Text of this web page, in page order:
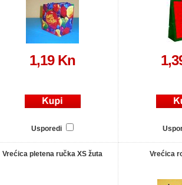
1,19 Kn
Usporedi
Vrećica pletena ručka XS žuta Vrećica